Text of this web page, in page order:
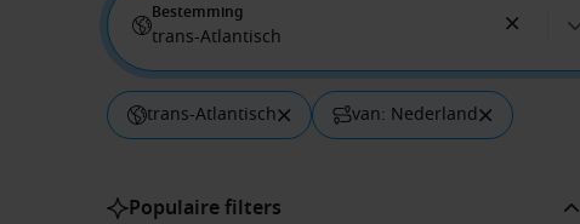
Bestemming
trans-Atlantisch
trans-Atlantisch van: Nederland
Populaire filters